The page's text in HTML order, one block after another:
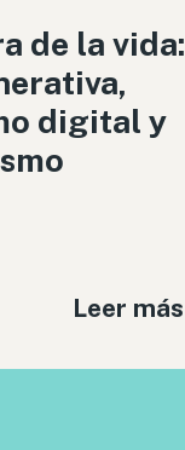
de la vida:
digital y
Leer más